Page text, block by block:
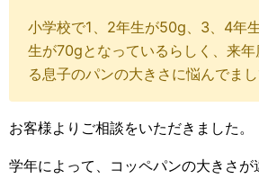
小学校で1、2年生が50g、3、4年
生が70gとなっているらしく、来
る息子のパンの大きさに悩んでまし
お客様よりご相談をいただきました。
学年によって、コッペパンの大きさが